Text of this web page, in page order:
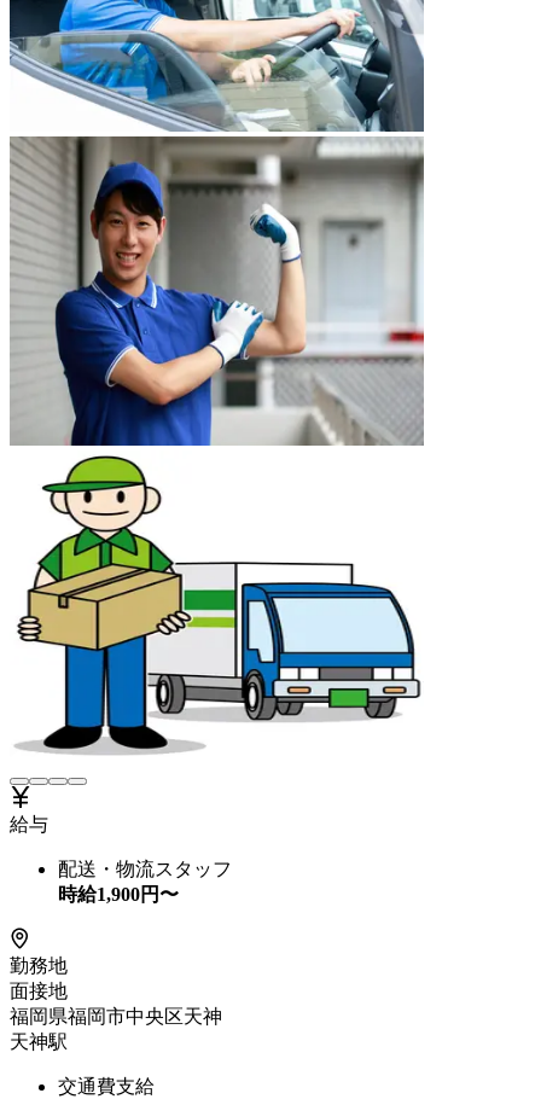
給与
配送・物流スタッフ
時給1,900円〜
勤務地
面接地
福岡県福岡市中央区天神
天神駅
交通費支給